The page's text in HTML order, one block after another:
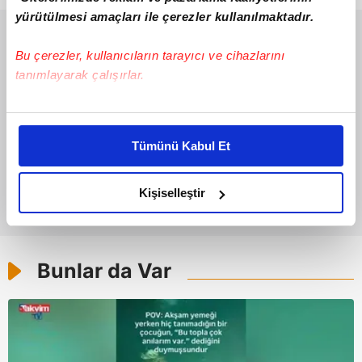
yürütülmesi amaçları ile çerezler kullanılmaktadır.
Bu çerezler, kullanıcıların tarayıcı ve cihazlarını
tanımlayarak çalışırlar.
Bu çerezlere izin vermeniz halinde sizlere özel
daha iyi reklam deneyimi yaşatabiliriz. Bunu yaparken
amacımızın size daha iyi bir reklam deneyimi sunmak
olduğunu ve sizlere en iyi içerikleri sunabilmek adına
elimizden gelen çabayı gösterdiğimizi ve bu noktada,
reklamların maliyetlerimizi karşılamak noktasında tek gelir
takdirde, kullanıcılara hedefli reklamlar
Tümünü Kabul Et
Kişiselleştir
Bunlar da Var